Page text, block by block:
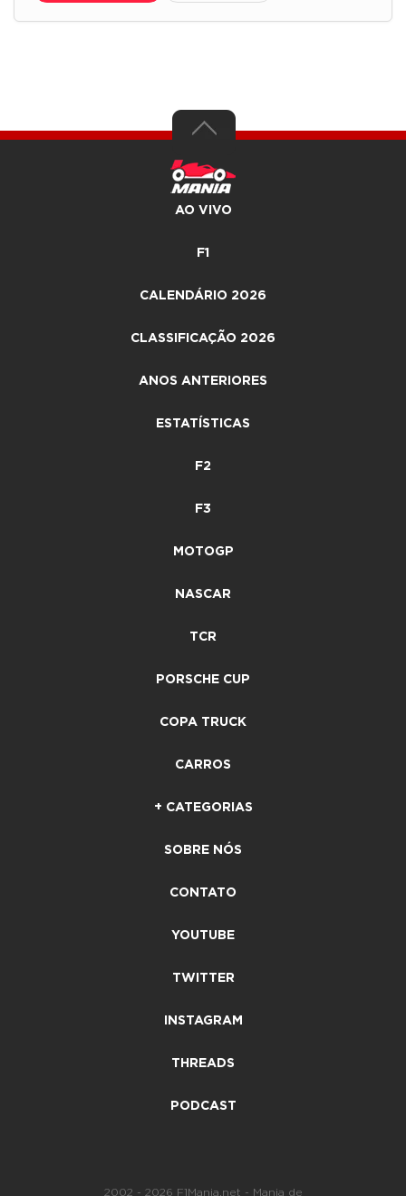
AO VIVO
F1
CALENDÁRIO 2026
CLASSIFICAÇÃO 2026
ANOS ANTERIORES
ESTATÍSTICAS
F2
F3
MOTOGP
NASCAR
TCR
PORSCHE CUP
COPA TRUCK
CARROS
+ CATEGORIAS
SOBRE NÓS
CONTATO
YOUTUBE
TWITTER
INSTAGRAM
THREADS
PODCAST
2002 - 2026 F1Mania.net - Mania de